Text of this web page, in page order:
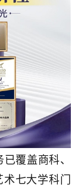
覆盖商科、
七大学科门